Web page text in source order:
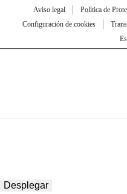
Aviso legal Política de
Configuración de cookies
Desplegar